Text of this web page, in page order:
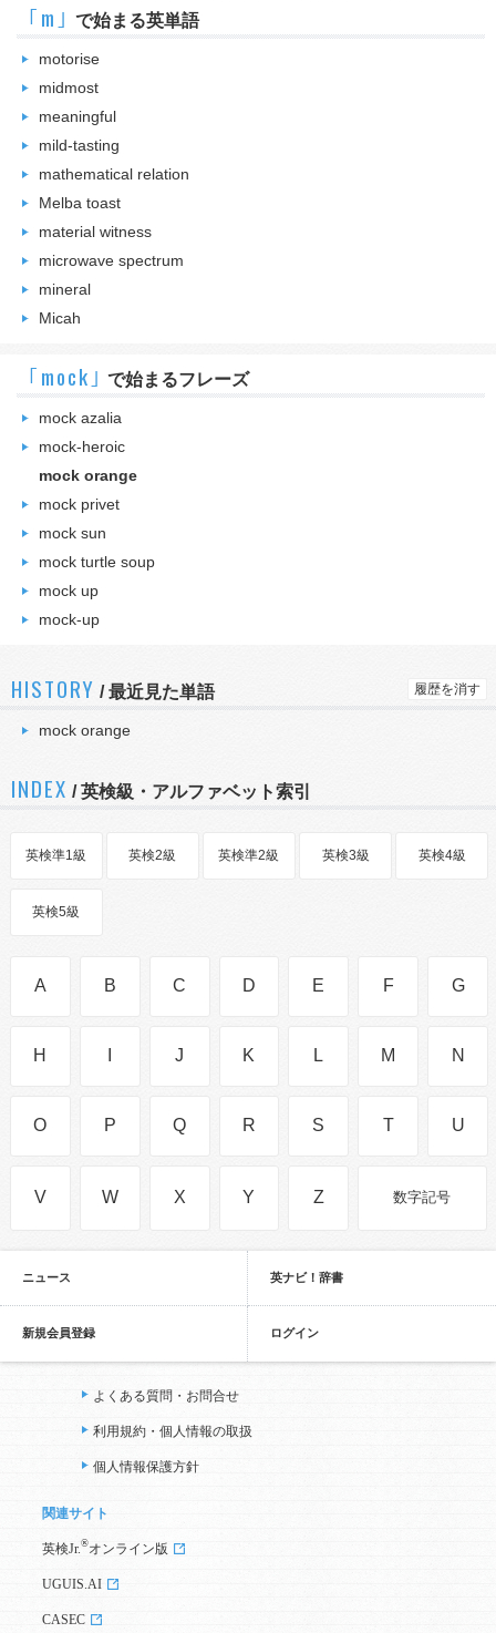
｢m｣ で始まる英単語
motorise
midmost
meaningful
mild-tasting
mathematical relation
Melba toast
material witness
microwave spectrum
mineral
Micah
｢mock｣ で始まるフレーズ
mock azalia
mock-heroic
mock orange
mock privet
mock sun
mock turtle soup
mock up
mock-up
HISTORY /最近見た単語 履歴を消す
mock orange
INDEX / 英検級・アルファベット索引
英検準1級 英検2級 英検準2級 英検3級 英検4級
英検5級
A B C D E F G
H J K L M N
O P Q R S T U
V W X Y Z 数字記号
ニュース 英ナビ！辞書
新規会員登録 ログイン
よくある質問・お問合せ
利用規約・個人情報の取扱
個人情報保護方針
関連サイト
英検Jr. ®オンライン版
UGUIS.AI
CASEC